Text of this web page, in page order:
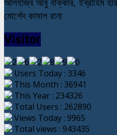
মোর্শেদ কামাল রানা
Visitor
Users Today : 3346
This Month : 36941
This Year : 234326
Total Users : 262890
Views Today : 9965
Total views : 943435